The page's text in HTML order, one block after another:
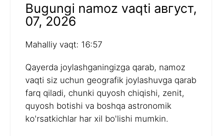
Bugungi namoz vaqti август,
07, 2026
Mahalliy vaqt: 16:57
Qayerda joylashganingizga qarab, namoz
vaqti siz uchun geografik joylashuvga qarab
farq qiladi, chunki quyosh chiqishi, zenit,
quyosh botishi va boshqa astronomik
ko'rsatkichlar har xil bo'lishi mumkin.